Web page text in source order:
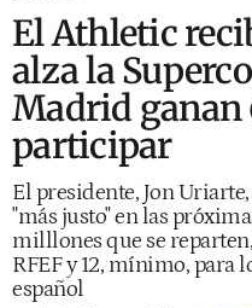
El Athletic
alza la
Madrid ganan
participar
El presidente, Jon
"más justo" en las
milllones que se
RFEF y 12, mínimo, para
español